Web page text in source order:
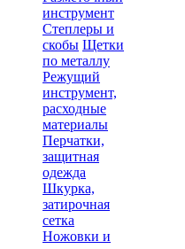
инструмент
Степлеры и
скобы Щетки
по металлу
Режущий
инструмент,
расходные
материалы
Перчатки,
защитная
одежда
Шкурка,
затирочная
сетка
Ножовки и